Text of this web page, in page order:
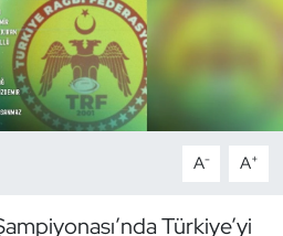
A- A+
Türkiye’yi